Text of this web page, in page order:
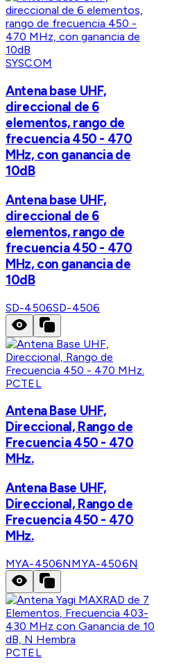
SYSCOM
Antena base UHF,
direccional de 6
elementos, rango de
frecuencia 450 - 470
MHz, con ganancia de
10dB
Antena base UHF,
direccional de 6
elementos, rango de
frecuencia 450 - 470
MHz, con ganancia de
10dB
SD-4506SD-4506
PCTEL
Antena Base UHF,
Direccional, Rango de
Frecuencia 450 - 470
MHz.
Antena Base UHF,
Direccional, Rango de
Frecuencia 450 - 470
MHz.
MYA-4506NMYA-4506N
PCTEL